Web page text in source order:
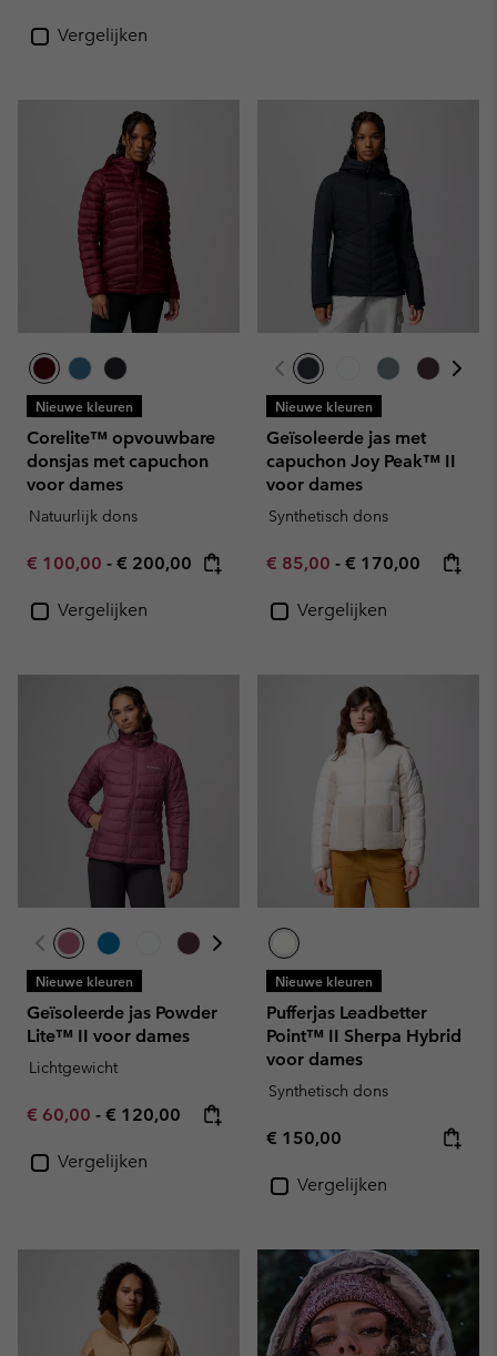
Vergelijken
Nieuwe kleuren
Corelite™ opvouwbare
donsjas met capuchon
voor dames
Natuurlijk dons
Minimum sale price:
€ 100,00 - Maximum price:
€ 200,00
Vergelijken
Nieuwe kleuren
Geïsoleerde jas met
capuchon Joy Peak™ II
voor dames
Synthetisch dons
Minimum sale price:
€ 85,00 - Maximum price:
€ 170,00
Vergelijken
Nieuwe kleuren
Geïsoleerde jas Powder
Lite™ II voor dames
Lichtgewicht
Minimum sale price:
€ 60,00 - Maximum price:
€ 120,00
Vergelijken
Nieuwe kleuren
Pufferjas Leadbetter
Point™ II Sherpa Hybrid
voor dames
Synthetisch dons
Regular price:
€ 150,00
Vergelijken